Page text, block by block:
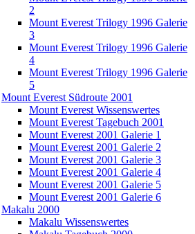
2
Mount Everest Trilogy 1996 Galerie
3
Mount Everest Trilogy 1996 Galerie
4
Mount Everest Trilogy 1996 Galerie
5
Mount Everest Südroute 2001
Mount Everest Wissenswertes
Mount Everest Tagebuch 2001
Mount Everest 2001 Galerie 1
Mount Everest 2001 Galerie 2
Mount Everest 2001 Galerie 3
Mount Everest 2001 Galerie 4
Mount Everest 2001 Galerie 5
Mount Everest 2001 Galerie 6
Makalu 2000
Makalu Wissenswertes